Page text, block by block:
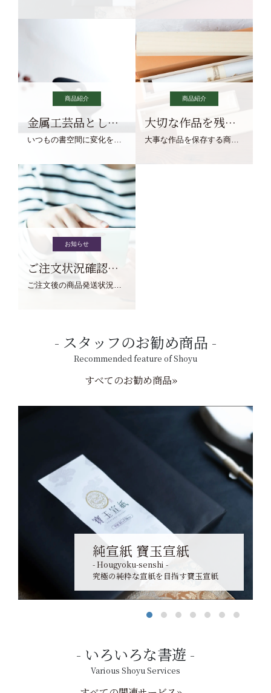
商品紹介
金属工芸品としての文鎮
いつもの書空間に変化を与えてくれる、見ているだけで愉しくなる金属工芸品の文鎮をご紹介します。
商品紹介
大切な作品を残す作品保存商品
大事な作品を保存する商品を取りまとめてご紹介ます。
お知らせ
ご注文状況確認について
ご注文後の商品発送状況については、こちらからご確認くださいませ。
スタッフのお勧め商品
Recommended feature of Shoyu
すべてのお勧め商品»
純宣紙 寶玉宣紙
- Hougyoku-senshi -
究極の純粋な宣紙を目指す寶玉宣紙
いろいろな書遊
Various Shoyu Services